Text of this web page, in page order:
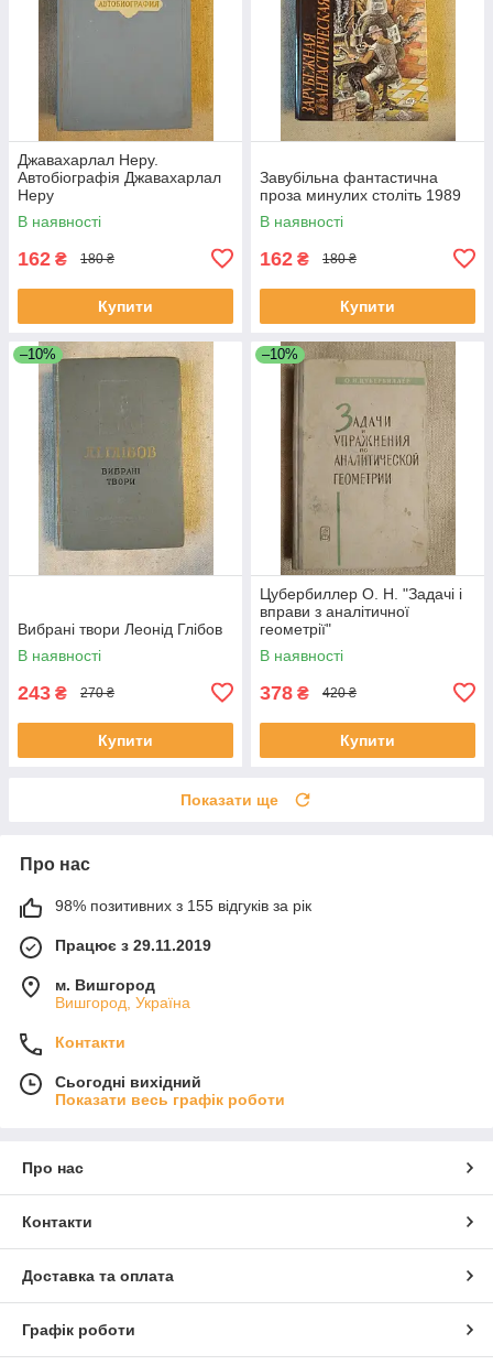
Джавахарлал Неру.
Автобіографія Джавахарлал
Неру
В наявності
162 ₴ 180 ₴
Купити
Завубільна фантастична
проза минулих століть 1989
В наявності
162 ₴ 180 ₴
Купити
–10%
Вибрані твори Леонід Глібов
В наявності
243 ₴ 270 ₴
Купити
–10%
Цубербиллер О. Н. "Задачі і
вправи з аналітичної
геометрії"
В наявності
378 ₴ 420 ₴
Купити
Показати ще
Про нас
98% позитивних з 155 відгуків за рік
Працює з 29.11.2019
м. Вишгород
Вишгород, Україна
Контакти
Сьогодні вихідний
Показати весь графік роботи
Про нас
Контакти
Доставка та оплата
Графік роботи